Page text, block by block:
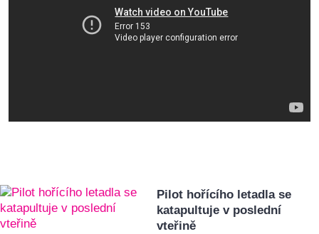
Pilot hořícího letadla se
katapultuje v poslední
vteřině